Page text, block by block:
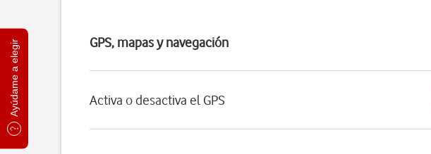
Ayúdame a elegir GPS, mapas y navegación
Activa o desactiva el GPS